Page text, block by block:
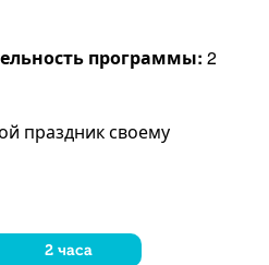
программы: 2
праздник своему
2 часа